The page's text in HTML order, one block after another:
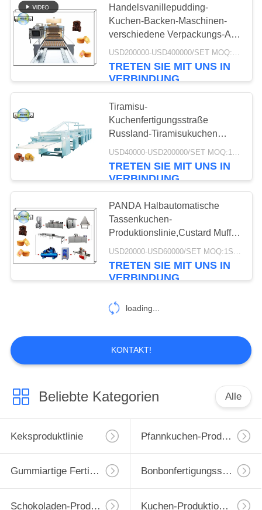
Handelsvanillepudding-
Kuchen-Backen-Maschinen-
verschiedene Verpackungs-Art
verfügbares 400kg/H
USD200000-USD400000/SET MOQ:1 Satz
TRETEN SIE MIT UNS IN
VERBINDUNG
Tiramisu-
Kuchenfertigungsstraße
Russland-Tiramisukuchen
Herstellungs-
Ausrüstung/Kuchen-
Werkzeugmaschine
TRETEN SIE MIT UNS IN
VERBINDUNG
PANDA Halbautomatische
Tassenkuchen-
Produktionslinie,Custard Muffin
Kuchen-
Produktionslinie,Madeline
Kuchen-Produktionslinie
USD20000-USD60000/SET MOQ:1SET
TRETEN SIE MIT UNS IN
VERBINDUNG
loading...
KONTAKT!
Beliebte Kategorien Alle
Keksproduktlinie Pfannkuchen-Produktionslinie
Gummiartige Fertigungsstraße Bonbonfertigungsstraße
Schokoladen-Produktlinie Kuchen-Produktions-Maschine